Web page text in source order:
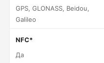
GPS, GLONASS, Beidou,
Galileo
NFC*
Да